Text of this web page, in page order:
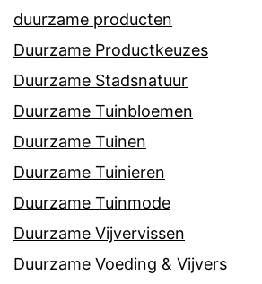
duurzame producten
Duurzame Productkeuzes
Duurzame Stadsnatuur
Duurzame Tuinbloemen
Duurzame Tuinen
Duurzame Tuinieren
Duurzame Tuinmode
Duurzame Vijvervissen
Duurzame Voeding & Vijvers